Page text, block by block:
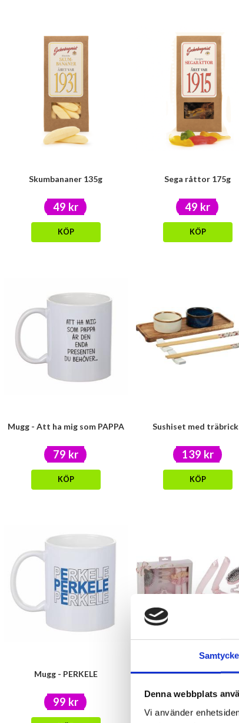
Samtycke
Denna webbplats
Vi använder
Skumbananer 135g
49 kr
KÖP
Sega råttor 175g
49 kr
KÖP
Mugg - Att ha mig som PAPPA
79 kr
KÖP
Sushiset med
139 kr
KÖP
Mugg - PERKELE
99 kr
Håraccessoarer-set
129 kr